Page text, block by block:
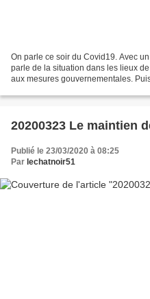
On parle ce soir du Covid19. Avec
parle de la situation dans les lieux
aux mesures gouvernementales.
20200323 Le maintien
Publié le 23/03/2020 à 08:25
Par lechatnoir51